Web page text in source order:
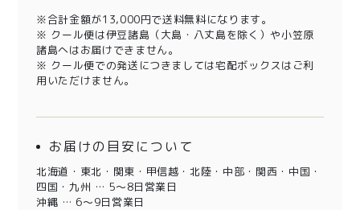
※合計金額が13,000円で送料無料になります。
※ クール便は伊豆諸島（大島・八丈島を除く）や小笠原
諸島へはお届けできません。
※ クール便での発送につきましては宅配ボックスはご利
用いただけません。
お届けの目安について
北海道・東北・関東・甲信越・北陸・中部・関西・中国・
四国・九州 … 5～8日営業日
沖縄 … 6～9日営業日